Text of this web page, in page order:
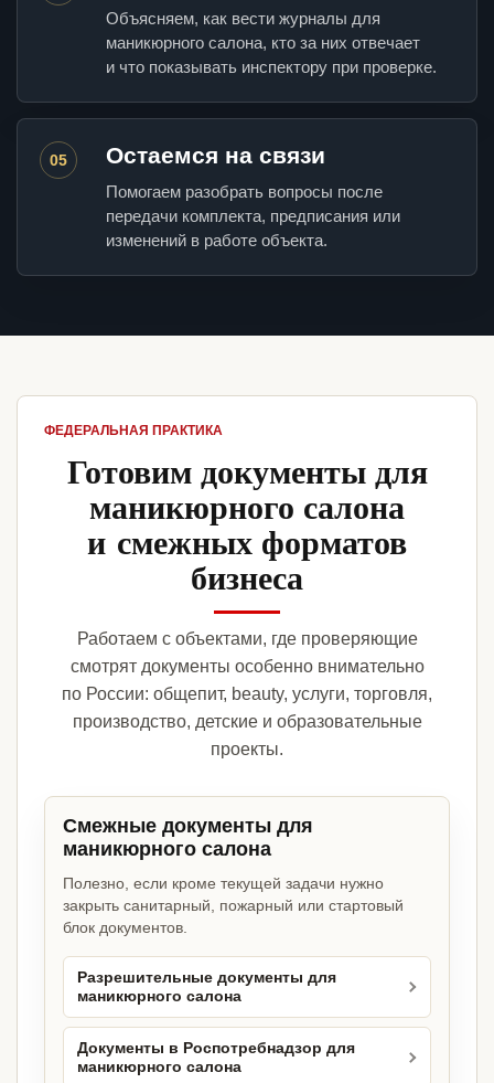
Объясняем, как вести журналы для
маникюрного салона, кто за них отвечает
и что показывать инспектору при проверке.
05 Остаемся на связи
Помогаем разобрать вопросы после
передачи комплекта, предписания или
изменений в работе объекта.
ФЕДЕРАЛЬНАЯ ПРАКТИКА
Готовим документы для
маникюрного салона
и смежных форматов
бизнеса
Работаем с объектами, где проверяющие
смотрят документы особенно внимательно
по России: общепит, beauty, услуги, торговля,
производство, детские и образовательные
проекты.
Смежные документы для
маникюрного салона
Полезно, если кроме текущей задачи нужно
закрыть санитарный, пожарный или стартовый
блок документов.
Разрешительные документы для
маникюрного салона
Документы в Роспотребнадзор для
маникюрного салона